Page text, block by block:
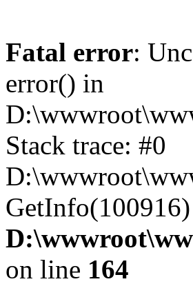
Fatal error:
error() in
Stack trace: #0
on line 164